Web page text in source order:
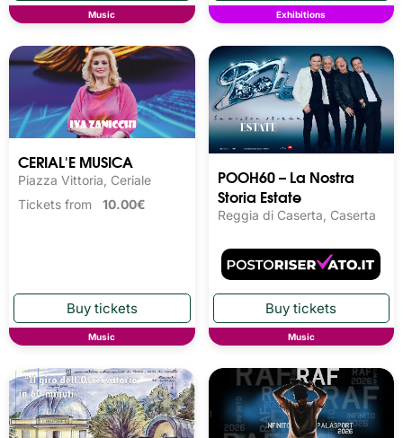
Music Exhibitions
CERIAL'E MUSICA
Piazza Vittoria, Ceriale
Tickets from 10.00€
Music
POOH60 – La Nostra
Storia Estate
Reggia di Caserta, Caserta
Music